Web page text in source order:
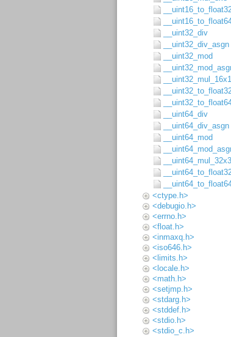
__uint32_div
__uint32_div_asgn
__uint32_mod
__uint64_div
__uint64_div_asgn
__uint64_mod
<ctype.h>
<debugio.h>
<errno.h>
<float.h>
<inmaxq.h>
<iso646.h>
<limits.h>
<locale.h>
<math.h>
<setjmp.h>
<stdarg.h>
<stddef.h>
<stdio.h>
<stdio_c.h>